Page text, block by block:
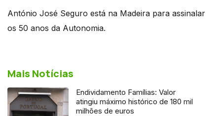
António José Seguro está na Madeira para assinalar
os 50 anos da Autonomia.
Mais Notícias
Endividamento Famílias: Valor
atingiu máximo histórico de 180 mil
milhões de euros